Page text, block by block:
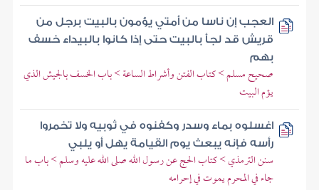
العجب إن ناسا من أمتي يؤمون بالبيت برجل من
قريش قد لجأ بالبيت حتى إذا كانوا بالبيداء خسف
بهم
صحيح مسلم > كتاب الفتن وأشراط الساعة > باب الخسف بالجيش الذي
يؤم البيت
اغسلوه بماء وسدر وكفنوه في ثوبيه ولا تخمروا
رأسه فإنه يبعث يوم القيامة يهل أو يلبي
سنن الترمذي > كتاب الحج عن رسول الله صلى الله عليه وسلم > باب ما
جاء في المحرم يموت في إحرامه